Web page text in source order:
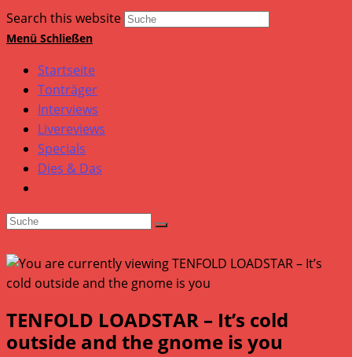
Search this website
Menü Schließen
Startseite
Tonträger
Interviews
Livereviews
Specials
Dies & Das
TENFOLD LOADSTAR – It’s cold
outside and the gnome is you